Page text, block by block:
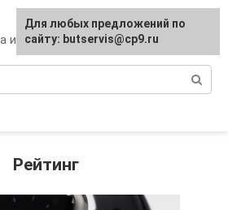
и сада
Рейтинг
Для любых предложений по
сайту: butservis@cp9.ru